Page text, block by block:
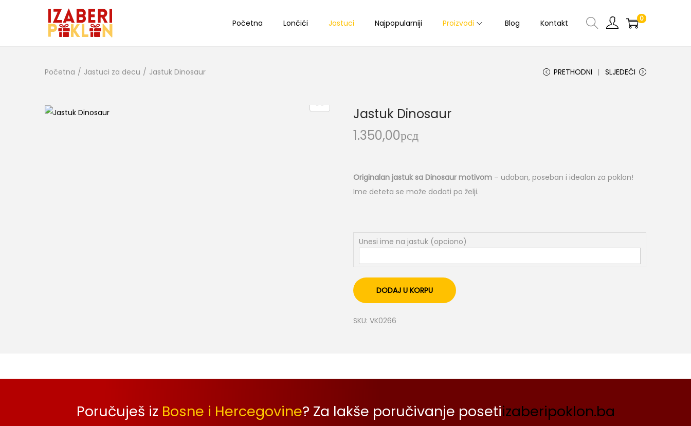
Početna Lončići Jastuci Najpopularniji Proizvodi Blog Kontakt 0
Početna / Jastuci za decu / Jastuk Dinosaur PRETHODNI SLJEDEĆI
Jastuk Dinosaur
1.350,00рсд
Originalan jastuk sa Dinosaur motivom – udoban, poseban i idealan za poklon!
Ime deteta se može dodati po želji.
Unesi ime na jastuk (opciono)
DODAJ U KORPU
SKU: VK0266
Poručuješ iz Bosne i Hercegovine? Za lakše poručivanje posetiizaberipoklon.ba